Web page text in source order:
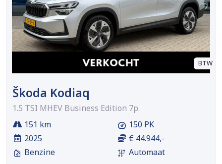
BTW
Škoda Kodiaq
1.5 TSI MHEV Business Edition 7p.
151 km
2025
Benzine
150 PK
€ 44.944,-
Automaat